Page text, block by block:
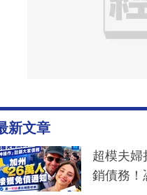
新文章
超模夫婦
銷債務！